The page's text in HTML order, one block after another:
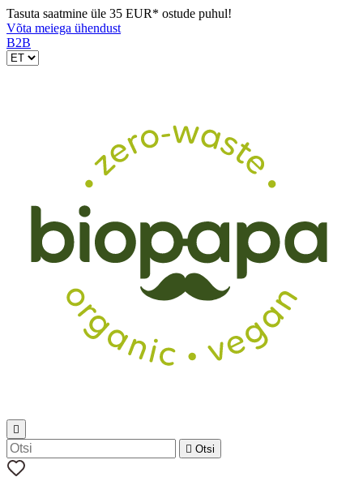
Tasuta saatmine üle 35 EUR* ostude puhul!
Võta meiega ühendust
B2B

 Otsi